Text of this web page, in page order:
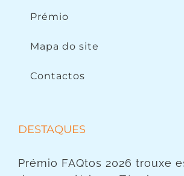
Prémio
Mapa do site
Contactos
DESTAQUES
Prémio FAQtos 2026 trouxe